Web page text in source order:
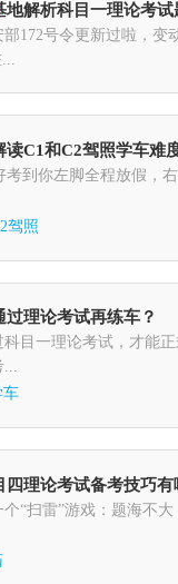
地解析科目一理论考试
172号令更新过啦，
C1和C2驾照学车难
考到你左脚全程放假
驾照
理论考试再练车？
目一理论考试，才能
...
车
理论考试备考技巧有
“扫雷”游戏：题海不